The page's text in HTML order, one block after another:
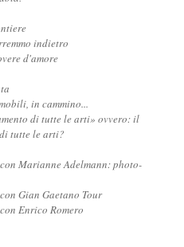
indietro
d'amore
in cammino...
di tutte le arti» ovvero: il
tutte le arti?
Marianne Adelmann: photo-
Gian Gaetano Tour
Enrico Romero